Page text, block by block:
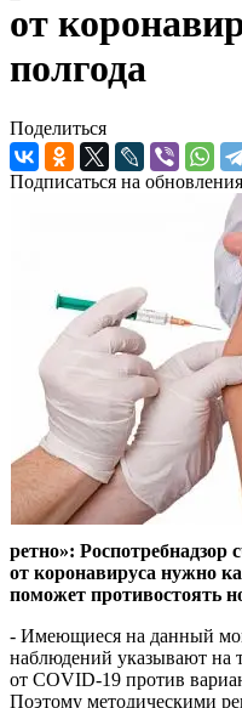
от
полгода
Поделиться
Подписаться на обновления
ретно»: Роспотребнадзор
от коронавируса нужно
поможет противостоять
- Имеющиеся на данный
наблюдений указывают на
от COVID-19 против
Поэтому методическими